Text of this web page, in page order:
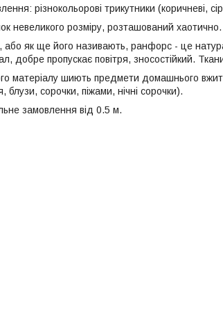
різнокольорові трикутники (коричневі,
невеликого розміру, розташований хаотично.
або як ще його називають, ранфорс - це
добре пропускає повітря, зносостійкий.
матеріалу шиють предмети домашнього
блузи, сорочки, піжами, нічні сорочки).
замовлення від 0.5 м.